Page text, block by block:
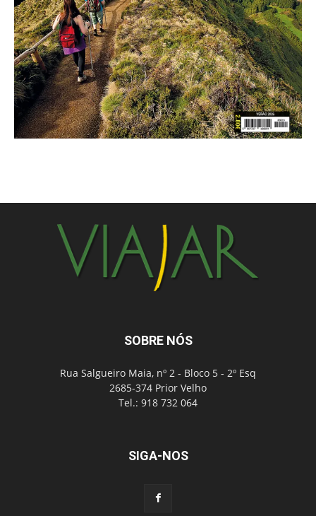
SOBRE NÓS
Rua Salgueiro Maia, nº 2 - Bloco 5 - 2º Esq
2685-374 Prior Velho
Tel.: 918 732 064
SIGA-NOS